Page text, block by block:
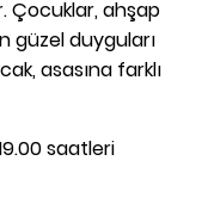
Çocuklar, ahşap
güzel duyguları
asasına farklı
saatleri